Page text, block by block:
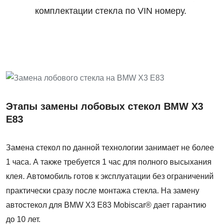
комплектации стекла по VIN номеру.
Этапы замены лобовых стекол BMW X3
E83
Замена стекол по данной технологии занимает не более
1 часа. А также требуется 1 час для полного высыхания
клея. Автомобиль готов к эксплуатации без ограничений
практически сразу после монтажа стекла. На замену
автостекол для BMW X3 E83 Mobiscar® дает гарантию
до 10 лет.